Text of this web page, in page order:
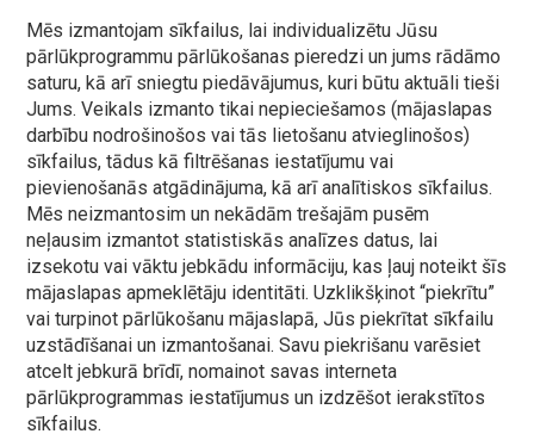
Mēs izmantojam sīkfailus, lai individualizētu Jūsu
pārlūkprogrammu pārlūkošanas pieredzi un jums rādāmo
saturu, kā arī sniegtu piedāvājumus, kuri būtu aktuāli tieši
Jums. Veikals izmanto tikai nepieciešamos (mājaslapas
darbību nodrošinošos vai tās lietošanu atvieglinošos)
sīkfailus, tādus kā filtrēšanas iestatījumu vai
pievienošanās atgādinājuma, kā arī analītiskos sīkfailus.
Mēs neizmantosim un nekādām trešajām pusēm
neļausim izmantot statistiskās analīzes datus, lai
izsekotu vai vāktu jebkādu informāciju, kas ļauj noteikt šīs
mājaslapas apmeklētāju identitāti. Uzklikšķinot “piekrītu”
vai turpinot pārlūkošanu mājaslapā, Jūs piekrītat sīkfailu
uzstādīšanai un izmantošanai. Savu piekrišanu varēsiet
atcelt jebkurā brīdī, nomainot savas interneta
pārlūkprogrammas iestatījumus un izdzēšot ierakstītos
sīkfailus.